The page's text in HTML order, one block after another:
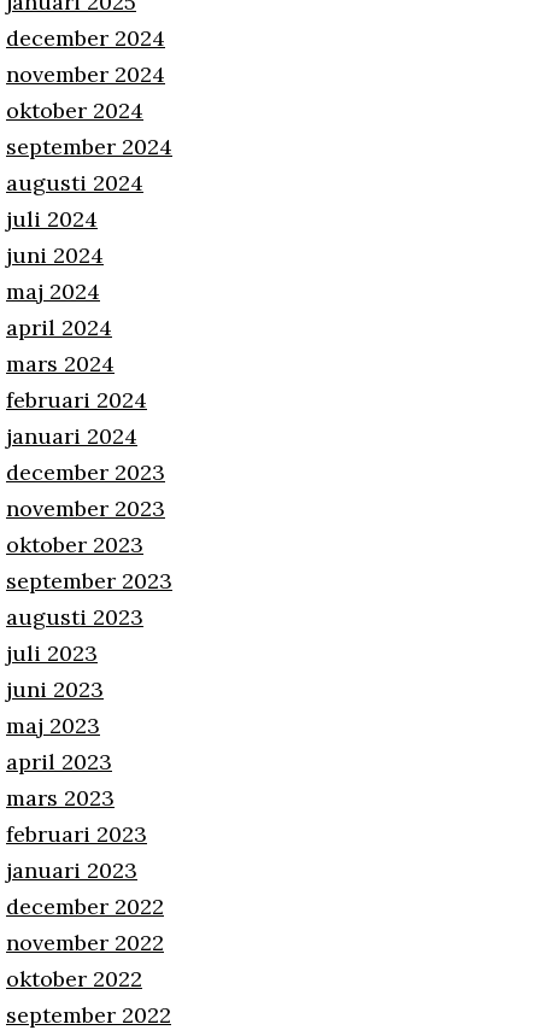
december 2024
november 2024
oktober 2024
september 2024
augusti 2024
juli 2024
juni 2024
maj 2024
april 2024
mars 2024
februari 2024
januari 2024
december 2023
november 2023
oktober 2023
september 2023
augusti 2023
juli 2023
juni 2023
maj 2023
april 2023
mars 2023
februari 2023
januari 2023
december 2022
november 2022
oktober 2022
september 2022